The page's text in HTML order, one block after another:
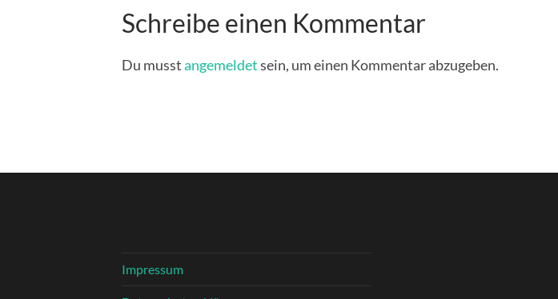
Schreibe einen Kommentar
Du musstangemeldetsein, um einen Kommentar abzugeben.
Impressum